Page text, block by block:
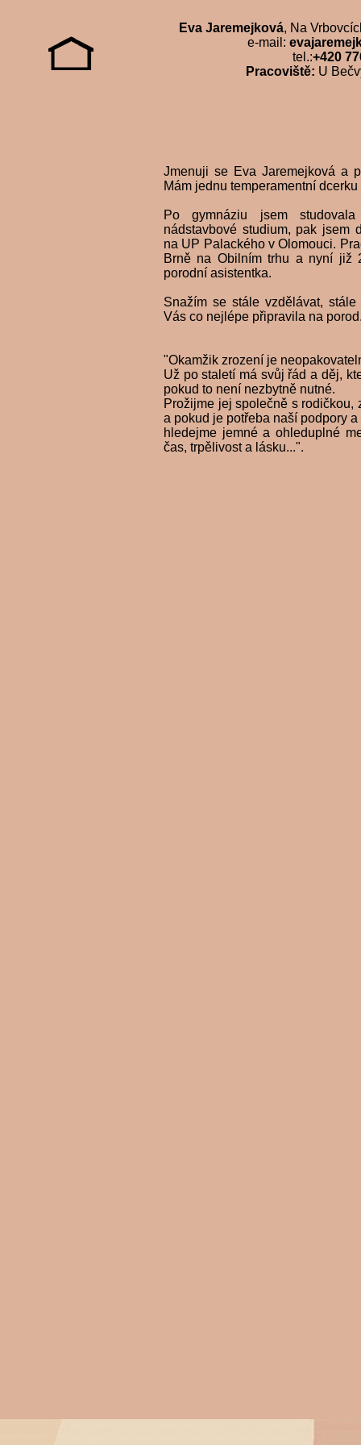
Eva Jaremejková, Na
e-mail:
tel.:+420
Pracoviště: U
Jmenuji se Eva Jaremejková a
Mám jednu temperamentní dcerku
Po gymnáziu jsem
nádstavbové studium, pak jsem
na UP Palackého v Olomouci.
Brně na Obilním trhu a nyní již
porodní asistentka.
Snažím se stále vzdělávat,
Vás co nejlépe připravila na
"Okamžik zrození je
Už po staletí má svůj řád a děj,
pokud to není nezbytně nutné.
Prožijme jej společně s rodičkou,
a pokud je potřeba naší podpory a
hledejme jemné a ohleduplné
čas, trpělivost a lásku...".